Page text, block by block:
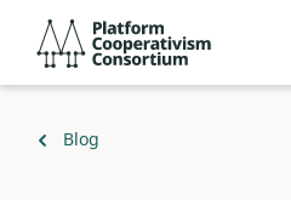
main
Back
Blog